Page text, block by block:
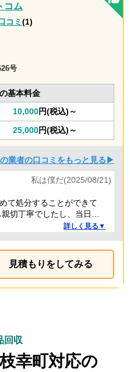
コム
コミ (1)
号
基本料金
10,000円(税込)～
25,000円(税込)～
業者の口コミをもっと見る▶
私は僕だ(2025/08/21)
て処分することができて
切丁寧でしたし、当日作
儀正しく気持ちよく対応
詳しく見る▼
見積もりをしてみる
回収
幸町対応の